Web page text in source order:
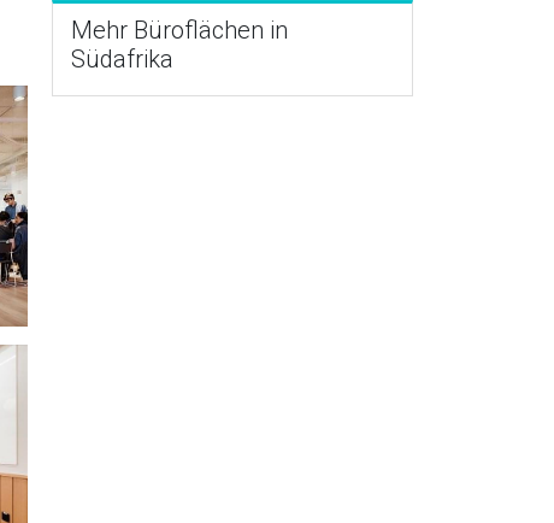
Mehr Büroflächen in
Südafrika